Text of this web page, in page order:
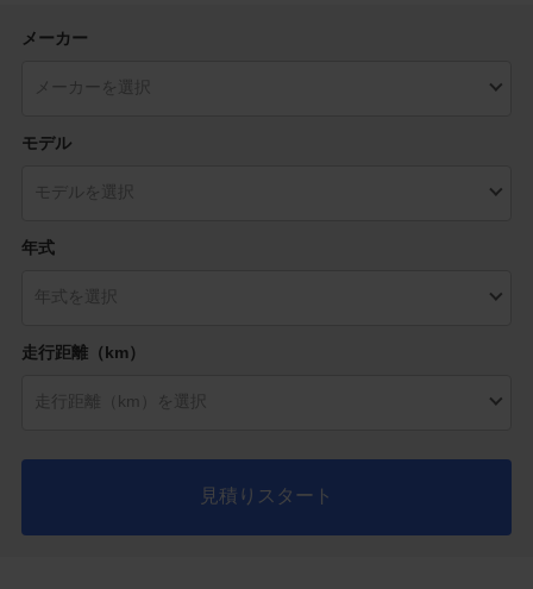
メーカー
モデル
年式
走行距離（km）
見積りスタート